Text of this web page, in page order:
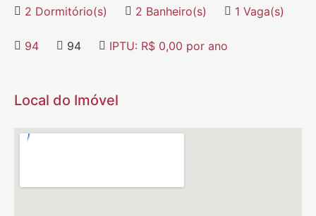
2 Dormitório(s) 2 Banheiro(s) 1 Vaga(s)
94 94 IPTU: R$ 0,00 por ano
Local do Imóvel